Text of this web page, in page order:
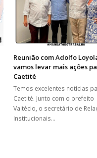
Reunião com Adolfo
vamos levar mais ações
Caetité
Temos excelentes notícias
Caetité. Junto com o prefeito
Valtécio, o secretário de
Institucionais…